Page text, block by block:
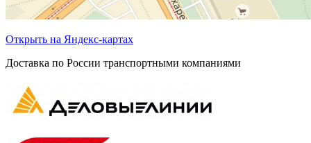
Открыть на Яндекс-картах
Доставка по России транспортными компаниями